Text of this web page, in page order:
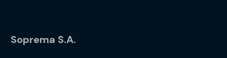
Soprema S.A.